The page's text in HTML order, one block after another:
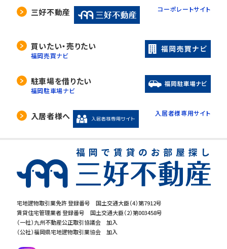
宅地建物取引業免許 登録番号 国土交通大臣（4）第7912号
賃貸住宅管理業者 登録番号 国土交通大臣（2）第003458号
（一社）九州不動産公正取引協議会 加入
（公社）福岡県宅地建物取引業協会 加入
三好不動産 コーポレートサイト
買いたい・売りたい
福岡売買ナビ
駐車場を借りたい
福岡駐車場ナビ
入居者様へ 入居者様専用サイト